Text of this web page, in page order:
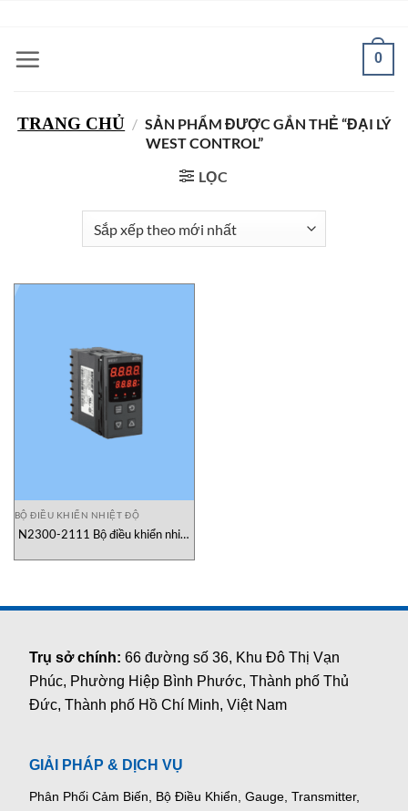
nội
0
TRANG CHỦ / SẢN PHẨM ĐƯỢC GẮN THẺ “ĐẠI LÝ
WEST CONTROL”
LỌC
BỘ ĐIỀU KHIỂN NHIỆT ĐỘ
N2300-2111 Bộ điều khiển nhiệt
Solutions Vietnam
Trụ sở chính:66 đường số 36, Khu Đô Thị Vạn
Phúc, Phường Hiệp Bình Phước, Thành phố Thủ
Đức, Thành phố Hồ Chí Minh, Việt Nam
GIẢI PHÁP & DỊCH VỤ
Phân Phối Cảm Biến, Bộ Điều Khiển, Gauge, Transmitter,